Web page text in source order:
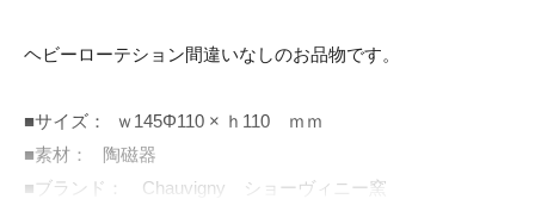
ヘビーローテション間違いなしのお品物です。
■サイズ：  ｗ145Φ110 × ｈ110　ｍｍ
■素材：   陶磁器
■ブランド：　Chauvigny　ショーヴィニー窯